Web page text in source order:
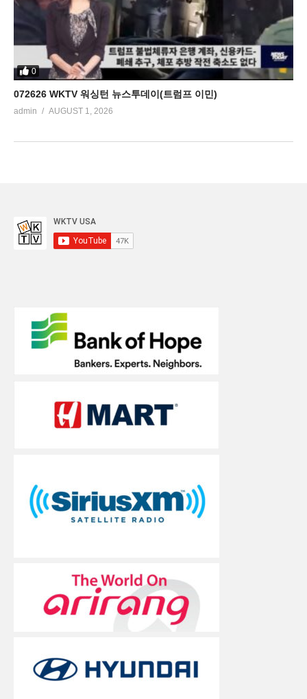
0
072626 WKTV 워싱턴 뉴스투데이(트럼프 이민)
admin AUGUST 1, 2026